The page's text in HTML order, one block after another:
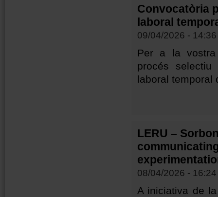
Convocatòria
laboral
09/04/2026 - 14:36
Per a la vostra
procés
laboral temporal
LERU –
08/04/2026 - 16:24
A iniciativa de